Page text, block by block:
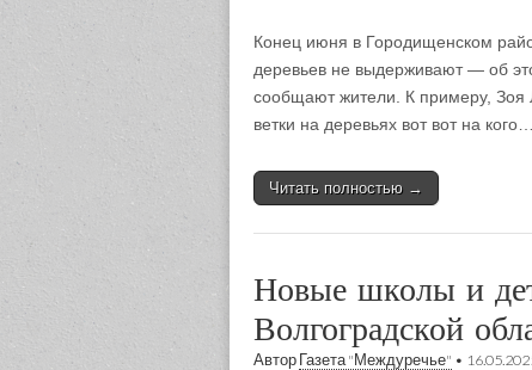
Конец июня в Городищенском
деревьев не выдерживают — об
сообщают жители. К примеру, Зоя
ветки на деревьях вот вот на кого…
Читать полностью →
Новые школы и
Волгоградской
Автор Газета "Междуречье" •